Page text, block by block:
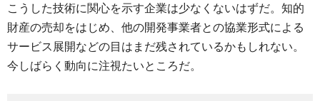
こうした技術に関心を示す企業は少なくないはずだ。知的
財産の売却をはじめ、他の開発事業者との協業形式による
サービス展開などの目はまだ残されているかもしれない。
今しばらく動向に注視たいところだ。